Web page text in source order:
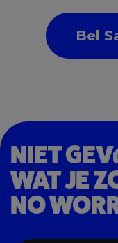
Bel
NIET GEV
WAT JE
NO